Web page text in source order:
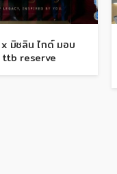
x มิชลิน ไกด์ มอบ
ttb reserve